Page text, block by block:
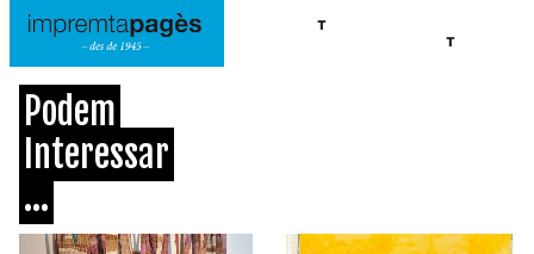
Podem
Interessar
...